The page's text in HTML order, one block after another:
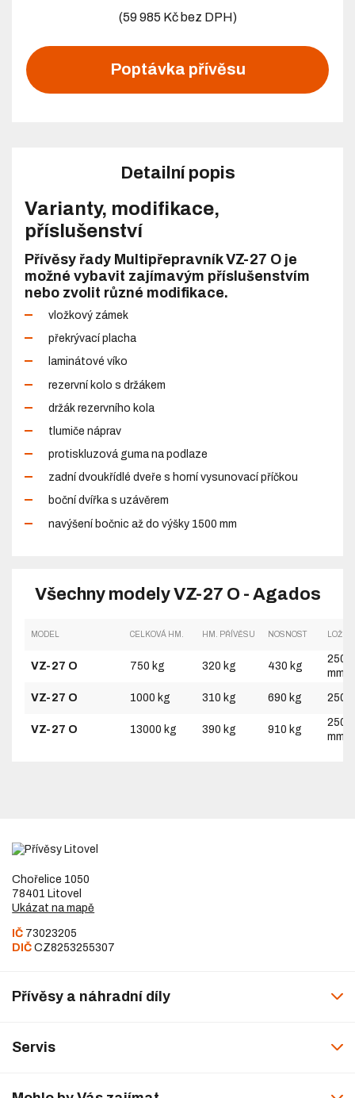
(59 985 Kč bez DPH)
Poptávka přívěsu
Detailní popis
Varianty, modifikace,
příslušenství
Přívěsy řady Multipřepravník VZ-27 O je
možné vybavit zajímavým příslušenstvím
nebo zvolit různé modifikace.
vložkový zámek
překrývací placha
laminátové víko
rezervní kolo s držákem
držák rezervního kola
tlumiče náprav
protiskluzová guma na podlaze
zadní dvoukřídlé dveře s horní vysunovací příčkou
boční dvířka s uzávěrem
navýšení bočnic až do výšky 1500 mm
Všechny modely VZ-27 O - Agados
MODEL CELKOVÁ HM. HM. PŘÍVĚSU NOSNOST
VZ-27 O 750 kg 320 kg 430 kg
mm
VZ-27 O 1000 kg 310 kg 690 kg
VZ-27 O 13000 kg 390 kg 910 kg
mm
Chořelice 1050
78401 Litovel
Ukázat na mapě
IČ 73023205
DIČ CZ8253255307
Přívěsy a náhradní díly
Servis